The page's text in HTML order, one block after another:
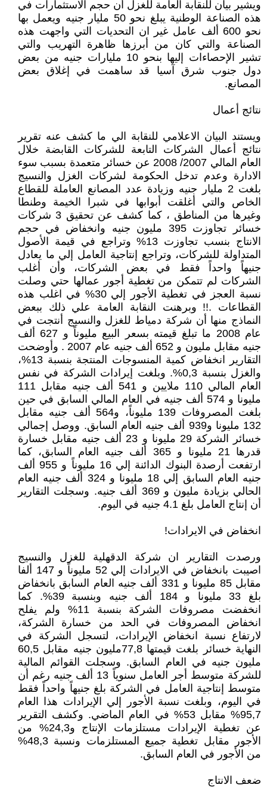
ويشير بيان للنقابة العامة للغزل أن حجم الاستثمارات في
هذه الصناعة الوطنية يبلغ نحو 50 مليار جنيه ويعمل بها
نحو 600 ألف عامل غير ان التحديات التي واجهت هذه
الصناعة والتي كان من أبرزها ظاهرة التهريب والتي
تشير الإحصاءات إليها بنحو 10 مليارات جنيه من بعض
دول جنوب شرق آسيا قد ساهمت في إغلاق بعض
المصانع.
نتائج أعمال
ويستند البيان الاعلامي للنقابة الي ما كشف عنه تقرير
نتائج أعمال الشركات التابعة للشركات القابضة خلال
العام المالي 2007/ 2008 عن خسائر متعمدة بسبب سوء
الادارة وعدم تدخل الحكومة لشركات الغزل والنسيج
بلغت 2 مليار جنيه وزيادة عدد المصانع العاملة للقطاع
الخاص والتي أغلقت أبوابها في شبرا الخيمة وطنطا
وغيرها من المناطق ، كما كشف عن تحقيق 3 شركات
خسائر تجاوزت 395 مليون جنيه وانخفاض في حجم
الانتاج بنسب تجاوزت 13% وتراجع في قيمة الأصول
المتداولة للشركات، وتراجع إنتاجية العامل إلي ما يعادل
جنيهاً واحداً فقط في بعض الشركات، وأن أغلب
الشركات لم تتمكن من تغطية أجور عمالها حتي وصلت
نسبة العجز في تغطية الأجور إلي 30% في اغلب هذه
القطاعات .!! وبرهنت النقابة العامة علي ذلك ببعض
النماذج منها أن شركة دمياط للغزل والنسيج أنتجت في
عام 2008 ما تبلغ قيمته بسعر البيع مليوناً و 627 ألف
جنيه مقابل مليون و 652 ألف جنيه عام 2007 . وأوضحت
التقارير انخفاض كمية المنسوجات المنتجة بنسبة 13%،
والغزل بنسبة 0,3%. وبلغت إيرادات الشركة في نفس
العام المالي 110 ملايين و 541 ألف جنيه مقابل 111
مليونا و 574 ألف جنيه في العام المالي السابق في حين
بلغت المصروفات 139 مليوناً، و564 ألف جنيه مقابل
132 مليونا و939 ألف جنيه العام السابق. ووصل إجمالي
خسائر الشركة 29 مليونا و 23 ألف جنيه مقابل خسارة
قدرها 21 مليونا و 365 ألف جنيه العام السابق، كما
ارتفعت أرصدة البنوك الدائنة إلي 16 مليوناً و 955 ألف
جنيه العام السابق إلي 18 مليونا و 324 ألف جنيه العام
الحالي بزيادة مليون و 369 ألف جنيه. وسجلت التقارير
أن إنتاج العامل بلغ 4.1 جنيه في اليوم.
انخفاض في الايرادات!
ورصدت التقارير ان شركة الدقهلية للغزل والنسيج
اصيبت بانخفاض في الايرادات إلي 52 مليوناً و 147 ألفا
مقابل 85 مليونا و 331 ألف جنيه العام السابق بانخفاض
بلغ 33 مليونا و 184 ألف جنيه وبنسبة 39%. كما
انخفضت مصروفات الشركة بنسبة 11% ولم يفلح
انخفاض المصروفات في الحد من خسارة الشركة،
لارتفاع نسبة انخفاض الإيرادات، لتسجل الشركة في
النهاية خسائر بلغت قيمتها 77,8مليون جنيه مقابل 60,5
مليون جنيه في العام السابق. وسجلت القوائم المالية
للشركة متوسط أجر العامل سنوياً 13 ألف جنيه رغم أن
متوسط إنتاجية العامل في الشركة بلغ جنيهاً واحداً فقط
في اليوم، وبلغت نسبة الأجور إلي الإيرادات هذا العام
95,7% مقابل 53% في العام الماضي. وكشف التقرير
عن تغطية الإيرادات مستلزمات الإنتاج و24,3% من
الأجور مقابل تغطية جميع المستلزمات ونسبة 48,3%
من الأجور في العام السابق.
ضعف الانتاج